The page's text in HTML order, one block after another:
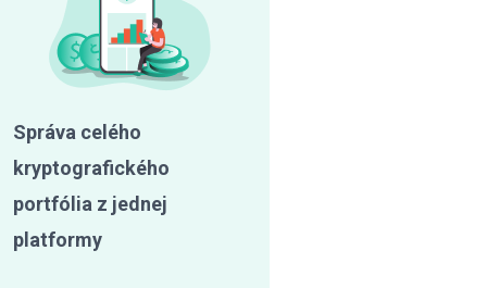
Správa celého
kryptografického
portfólia z jednej
platformy